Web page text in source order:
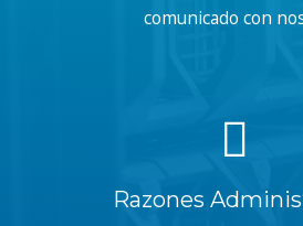
comunicado con
Razones